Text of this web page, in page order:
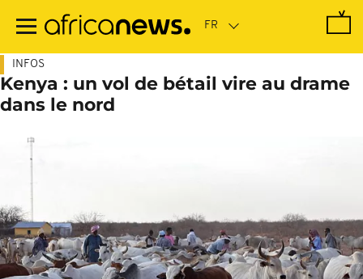
contenu
INFOS
Kenya : un vol de bétail vire au drame
dans le nord